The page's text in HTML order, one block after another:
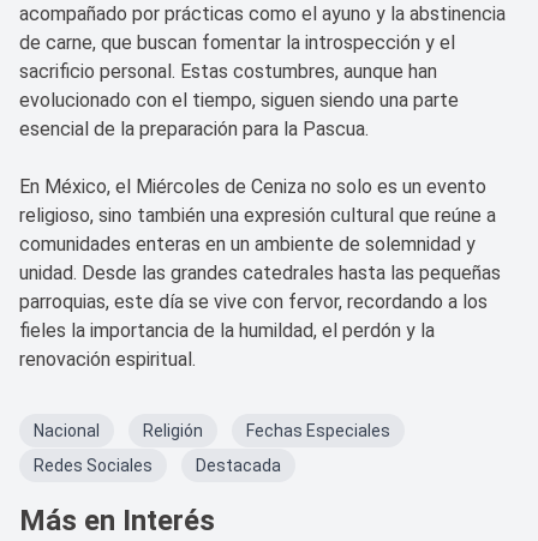
acompañado por prácticas como el ayuno y la abstinencia
de carne, que buscan fomentar la introspección y el
sacrificio personal. Estas costumbres, aunque han
evolucionado con el tiempo, siguen siendo una parte
esencial de la preparación para la Pascua.
En México, el Miércoles de Ceniza no solo es un evento
religioso, sino también una expresión cultural que reúne a
comunidades enteras en un ambiente de solemnidad y
unidad. Desde las grandes catedrales hasta las pequeñas
parroquias, este día se vive con fervor, recordando a los
fieles la importancia de la humildad, el perdón y la
renovación espiritual.
Nacional Religión
Fechas Especiales
Redes Sociales
Destacada
Más en Interés